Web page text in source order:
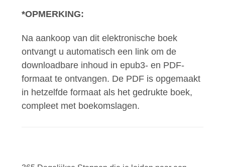
*OPMERKING:
Na aankoop van dit elektronische boek
ontvangt u automatisch een link om de
downloadbare inhoud in epub3- en PDF-
formaat te ontvangen. De PDF is opgemaakt
in hetzelfde formaat als het gedrukte boek,
compleet met boekomslagen.